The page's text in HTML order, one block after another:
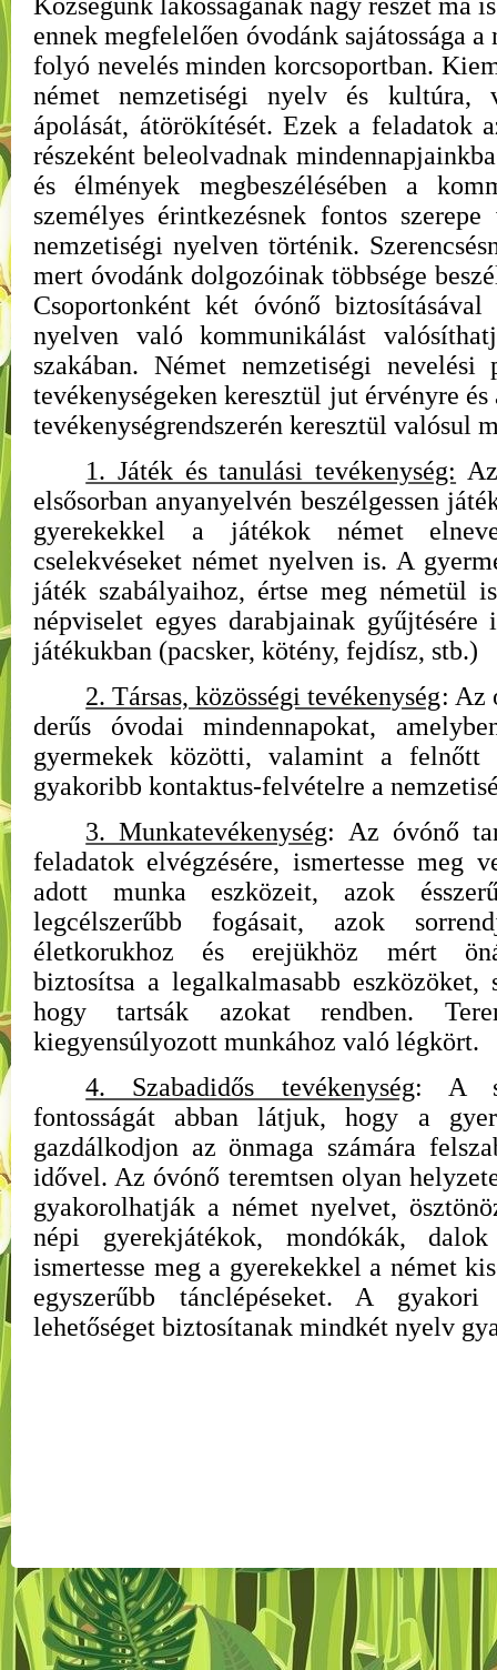
ennek megfelelően óvodánk sajátossága
folyó nevelés minden korcsoportban.
német nemzetiségi nyelv és kultúra,
ápolását, átörökítését. Ezek a feladatok
részeként beleolvadnak
és élmények megbeszélésében a
személyes érintkezésnek fontos
nemzetiségi nyelven történik.
mert óvodánk dolgozóinak többsége
Csoportonként két óvónő
nyelven való kommunikálást
szakában. Német nemzetiségi
tevékenységeken keresztül jut érvényre
tevékenységrendszerén keresztül valósul
1. Játék és tanulási tevékenység:
elsősorban anyanyelvén beszélgessen
gyerekekkel a játékok német
cselekvéseket német nyelven is. A
játék szabályaihoz, értse meg németül
népviselet egyes darabjainak gyűjtésére
játékukban (pacsker, kötény, fejdísz, stb.)
2. Társas, közösségi tevékenység: Az
derűs óvodai mindennapokat,
gyermekek közötti, valamint a
gyakoribb kontaktus-felvételre a
3. Munkatevékenység: Az óvónő
feladatok elvégzésére, ismertesse meg
adott munka eszközeit, azok
legcélszerűbb fogásait, azok
életkorukhoz és erejükhöz mért
biztosítsa a legalkalmasabb eszközöket,
hogy tartsák azokat rendben.
kiegyensúlyozott munkához való légkört.
4. Szabadidős tevékenység: A
fontosságát abban látjuk, hogy a
gazdálkodjon az önmaga számára
idővel. Az óvónő teremtsen olyan
gyakorolhatják a német nyelvet,
népi gyerekjátékok, mondókák, dalok
ismertesse meg a gyerekekkel a német
egyszerűbb tánclépéseket. A gyakori
lehetőséget biztosítanak mindkét nyelv